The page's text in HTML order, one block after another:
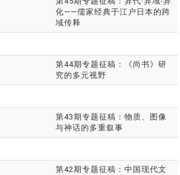
化——儒家经典于江户日本的跨
域传释
第44期专题征稿：《尚书》研
究的多元视野
第43期专题征稿：物质、图像
与神话的多重叙事
第42期专题征稿：中国现代文